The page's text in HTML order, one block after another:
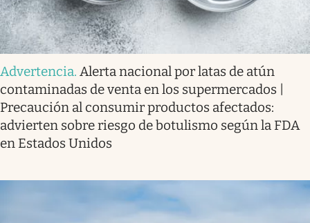
Advertencia. Alerta nacional por latas de atún
contaminadas de venta en los supermercados |
Precaución al consumir productos afectados:
advierten sobre riesgo de botulismo según la FDA
en Estados Unidos